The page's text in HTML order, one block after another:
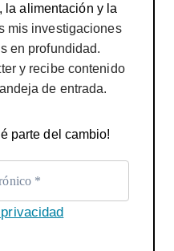
la alimentación y la
mis investigaciones
en profundidad.
y recibe contenido
de entrada.
parte del cambio!